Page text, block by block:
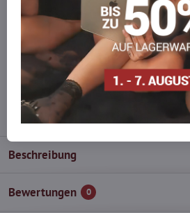
Möchten Sie mehr
auf Lager haben?
Zögern Sie nicht, uns zu kontaktieren, wir
wieder auf!
info​@everlady​.eu
Beschreibung
Bewertungen 0